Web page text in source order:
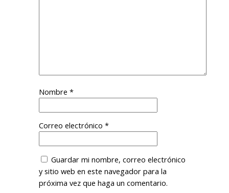
Nombre*
Correo electrónico*
Guardar mi nombre, correo electrónico
y sitio web en este navegador para la
próxima vez que haga un comentario.